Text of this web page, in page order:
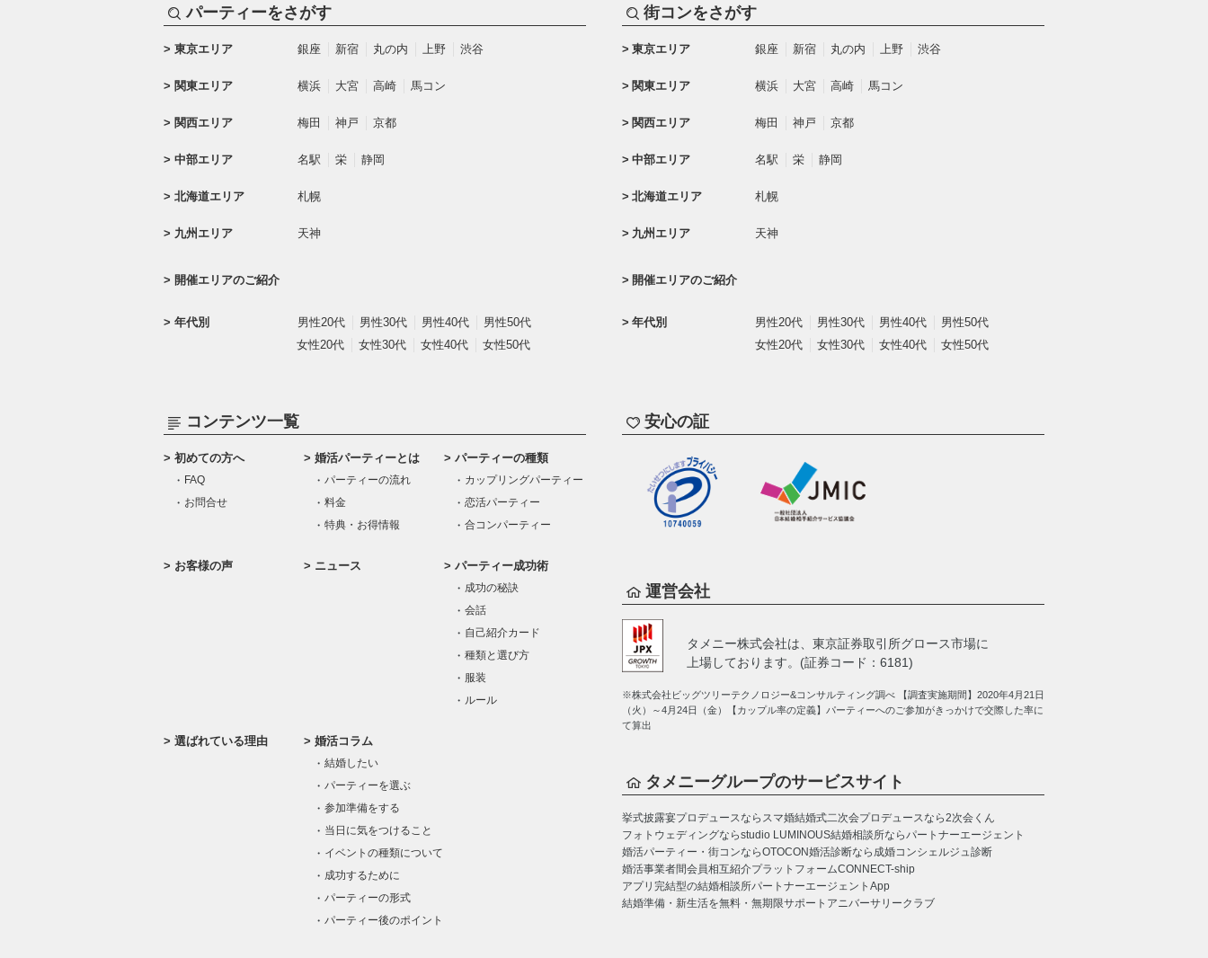
パーティーをさがす
東京エリア 銀座 新宿 丸の内 上野 渋谷
関東エリア 横浜 大宮 高崎 馬コン
関西エリア 梅田 神戸 京都
中部エリア 名駅 栄 静岡
北海道エリア 札幌
九州エリア 天神
開催エリアのご紹介
年代別 男性20代 男性30代 男性40代
男性50代
女性20代
女性30代 女性40代 女性50代
街コンをさがす
東京エリア 銀座 新宿 丸の内 上野 渋谷
関東エリア 横浜 大宮 高崎 馬コン
関西エリア 梅田 神戸 京都
中部エリア 名駅 栄 静岡
北海道エリア 札幌
九州エリア 天神
開催エリアのご紹介
年代別 男性20代 男性30代 男性40代
男性50代
女性20代
女性30代 女性40代 女性50代
コンテンツ一覧
初めての方へ
FAQ
お問合せ
婚活パーティーとは
パーティーの流れ
料金
特典・お得情報
パーティーの種類
カップリングパーティー
恋活パーティー
合コンパーティー
お客様の声 ニュース パーティー成功術
成功の秘訣
会話
自己紹介カード
種類と選び方
服装
ルール
選ばれている理由 婚活コラム
結婚したい
パーティーを選ぶ
参加準備をする
当日に気をつけること
イベントの種類について
成功するために
パーティーの形式
パーティー後のポイント
安心の証
運営会社
タメニー株式会社は、 東京証券取引所グロース市場に
上場しております。(証券コード：6181)
※株式会社ビッグツリーテクノロジー&コンサルティング調べ 【調査実施期間】2020年4月21日
（火）～4月24日（金）【カップル率の定義】パーティーへのご参加がきっかけで交際した率に
て算出
タメニーグループのサービスサイト
挙式披露宴プロデュースならスマ婚結婚式二次会プロデュースなら2次会くん
フォトウェディングならstudio LUMINOUS結婚相談所ならパートナーエージェント
婚活パーティー・街コンならOTOCON婚活診断なら成婚コンシェルジュ診断
婚活事業者間会員相互紹介プラットフォームCONNECT-ship
アプリ完結型の結婚相談所パートナーエージェントApp
結婚準備・新生活を無料・無期限サポートアニバーサリークラブ